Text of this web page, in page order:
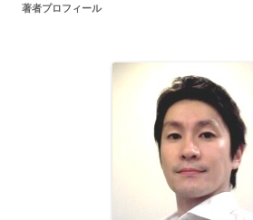
ゲ
著者プロフィール